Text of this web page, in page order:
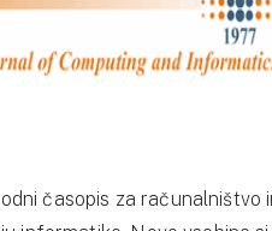
časopis za računalništvo